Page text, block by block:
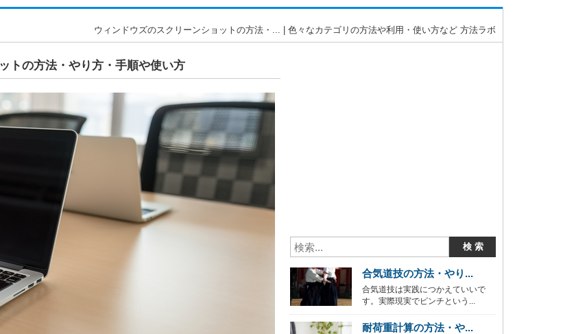
ウィンドウズのスクリーンショットの方法・... | 色々なカテゴリの方法や利用・使い方など 方法ラボ
トの方法・やり方・手順や使い方
合気道技の方法・やり...
合気道技は実践につかえていいで
す。実際現実でピンチという...
耐荷重計算の方法・や...